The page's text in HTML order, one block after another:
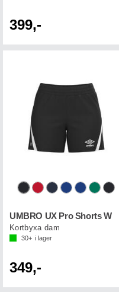
399,-
UMBRO UX Pro Shorts W
Kortbyxa dam
30+ i lager
349,-